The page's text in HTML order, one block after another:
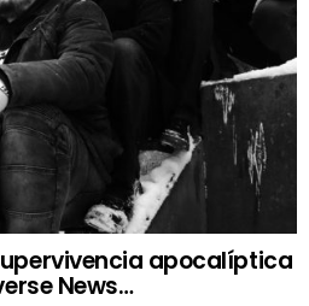
apocalíptica
News…